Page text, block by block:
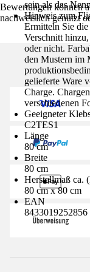
sein als das
Hinweis zum
Ermitteln Sie
Verschnitt
oder nicht.
den Mustern im
gelieferte Ware
Charge.
verschiedenen
Geeigneter
C2TES1
Länge
80 cm
Breite
80 cm
Herstellmaß ca.
80 cm x 80 cm
EAN
8433019252856
Bewertungen können
nachweislich genutzt